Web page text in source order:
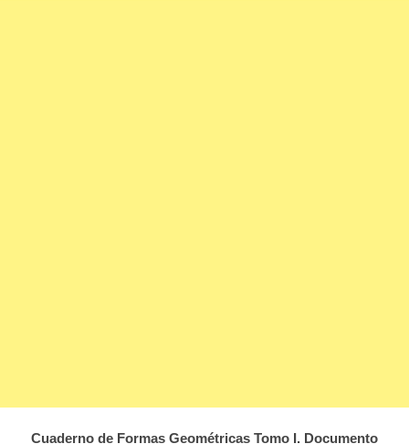
Cuaderno de Formas Geométricas Tomo I. Documento